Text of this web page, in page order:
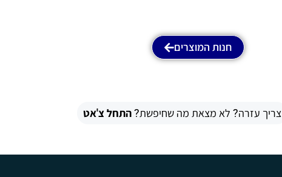
חנות המוצרים
צריך עזרה? לא מצאת מה שחיפשת?התחל צ'אט